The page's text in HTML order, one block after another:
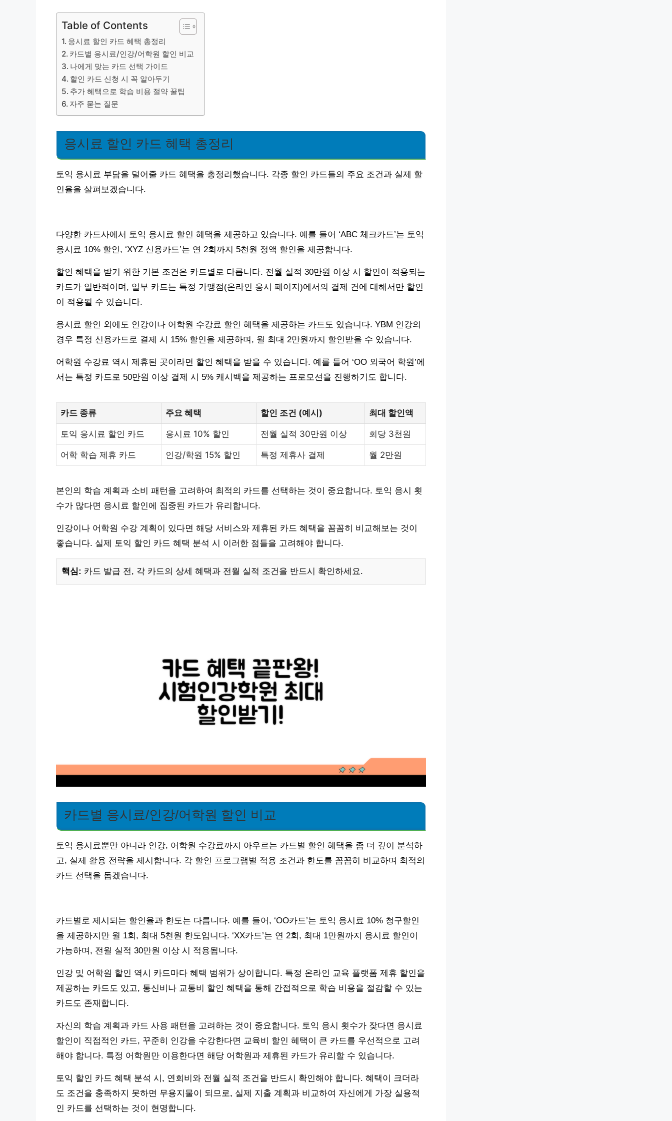
Table of Contents
응시료 할인 카드 혜택 총정리
카드별 응시료/인강/어학원 할인 비교
나에게 맞는 카드 선택 가이드
할인 카드 신청 시 꼭 알아두기
추가 혜택으로 학습 비용 절약 꿀팁
자주 묻는 질문
응시료 할인 카드 혜택 총정리
토익 응시료 부담을 덜어줄 카드 혜택을 총정리했습니다. 각종 할인 카드들의 주요 조건과 실제 할
인율을 살펴보겠습니다.
다양한 카드사에서 토익 응시료 할인 혜택을 제공하고 있습니다. 예를 들어 ‘ABC 체크카드’는 토익
응시료 10% 할인, ‘XYZ 신용카드’는 연 2회까지 5천원 정액 할인을 제공합니다.
할인 혜택을 받기 위한 기본 조건은 카드별로 다릅니다. 전월 실적 30만원 이상 시 할인이 적용되는
카드가 일반적이며, 일부 카드는 특정 가맹점(온라인 응시 페이지)에서의 결제 건에 대해서만 할인
이 적용될 수 있습니다.
응시료 할인 외에도 인강이나 어학원 수강료 할인 혜택을 제공하는 카드도 있습니다. YBM 인강의
경우 특정 신용카드로 결제 시 15% 할인을 제공하며, 월 최대 2만원까지 할인받을 수 있습니다.
어학원 수강료 역시 제휴된 곳이라면 할인 혜택을 받을 수 있습니다. 예를 들어 ‘OO 외국어 학원’에
서는 특정 카드로 50만원 이상 결제 시 5% 캐시백을 제공하는 프로모션을 진행하기도 합니다.
카드 종류 주요 혜택 할인 조건 (예시) 최대 할인액
토익 응시료 할인 카드 응시료 10% 할인 전월 실적 30만원 이상 회당 3천원
어학 학습 제휴 카드 인강/학원 15% 할인 특정 제휴사 결제 월 2만원
본인의 학습 계획과 소비 패턴을 고려하여 최적의 카드를 선택하는 것이 중요합니다. 토익 응시 횟
수가 많다면 응시료 할인에 집중된 카드가 유리합니다.
인강이나 어학원 수강 계획이 있다면 해당 서비스와 제휴된 카드 혜택을 꼼꼼히 비교해보는 것이
좋습니다. 실제 토익 할인 카드 혜택 분석 시 이러한 점들을 고려해야 합니다.
핵심: 카드 발급 전, 각 카드의 상세 혜택과 전월 실적 조건을 반드시 확인하세요.
카드별 응시료/인강/어학원 할인 비교
토익 응시료뿐만 아니라 인강, 어학원 수강료까지 아우르는 카드별 할인 혜택을 좀 더 깊이 분석하
고, 실제 활용 전략을 제시합니다. 각 할인 프로그램별 적용 조건과 한도를 꼼꼼히 비교하며 최적의
카드 선택을 돕겠습니다.
카드별로 제시되는 할인율과 한도는 다릅니다. 예를 들어, ‘OO카드’는 토익 응시료 10% 청구할인
을 제공하지만 월 1회, 최대 5천원 한도입니다. ‘XX카드’는 연 2회, 최대 1만원까지 응시료 할인이
가능하며, 전월 실적 30만원 이상 시 적용됩니다.
인강 및 어학원 할인 역시 카드마다 혜택 범위가 상이합니다. 특정 온라인 교육 플랫폼 제휴 할인을
제공하는 카드도 있고, 통신비나 교통비 할인 혜택을 통해 간접적으로 학습 비용을 절감할 수 있는
카드도 존재합니다.
자신의 학습 계획과 카드 사용 패턴을 고려하는 것이 중요합니다. 토익 응시 횟수가 잦다면 응시료
할인이 직접적인 카드, 꾸준히 인강을 수강한다면 교육비 할인 혜택이 큰 카드를 우선적으로 고려
해야 합니다. 특정 어학원만 이용한다면 해당 어학원과 제휴된 카드가 유리할 수 있습니다.
토익 할인 카드 혜택 분석 시, 연회비와 전월 실적 조건을 반드시 확인해야 합니다. 혜택이 크더라
도 조건을 충족하지 못하면 무용지물이 되므로, 실제 지출 계획과 비교하여 자신에게 가장 실용적
인 카드를 선택하는 것이 현명합니다.